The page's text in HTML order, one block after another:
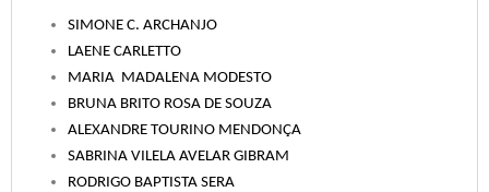
SIMONE C. ARCHANJO
LAENE CARLETTO
MARIA  MADALENA MODESTO
BRUNA BRITO ROSA DE SOUZA
ALEXANDRE TOURINO MENDONÇA
SABRINA VILELA AVELAR GIBRAM
RODRIGO BAPTISTA SERA